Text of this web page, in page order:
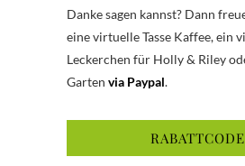
Danke sagen kannst? Dann
eine virtuelle Tasse Kaffee, ein
Leckerchen für Holly & Riley
Garten via Paypal.